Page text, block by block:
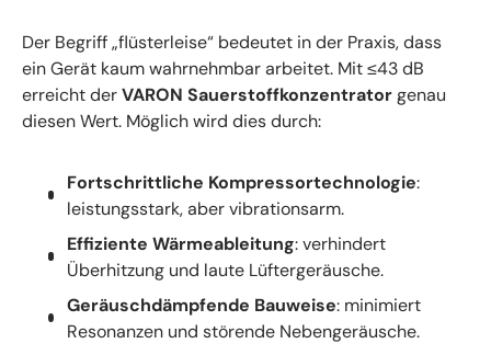
Der Begriff „flüsterleise“ bedeutet in der Praxis, dass
ein Gerät kaum wahrnehmbar arbeitet. Mit ≤43 dB
erreicht derVARON Sauerstoffkonzentratorgenau
diesen Wert. Möglich wird dies durch:
Fortschrittliche Kompressortechnologie:
leistungsstark, aber vibrationsarm.
Effiziente Wärmeableitung: verhindert
Überhitzung und laute Lüftergeräusche.
Geräuschdämpfende Bauweise: minimiert
Resonanzen und störende Nebengeräusche.